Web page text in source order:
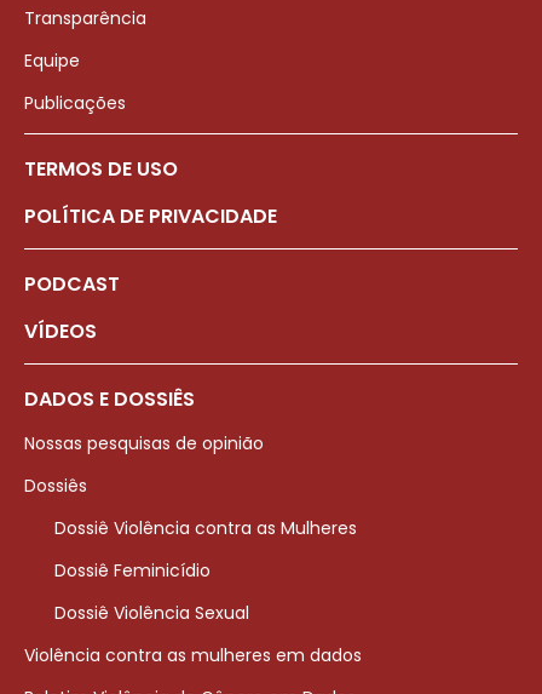
Transparência
Equipe
Publicações
TERMOS DE USO
POLÍTICA DE PRIVACIDADE
PODCAST
VÍDEOS
DADOS E DOSSIÊS
Nossas pesquisas de opinião
Dossiês
Dossiê Violência contra as Mulheres
Dossiê Feminicídio
Dossiê Violência Sexual
Violência contra as mulheres em dados